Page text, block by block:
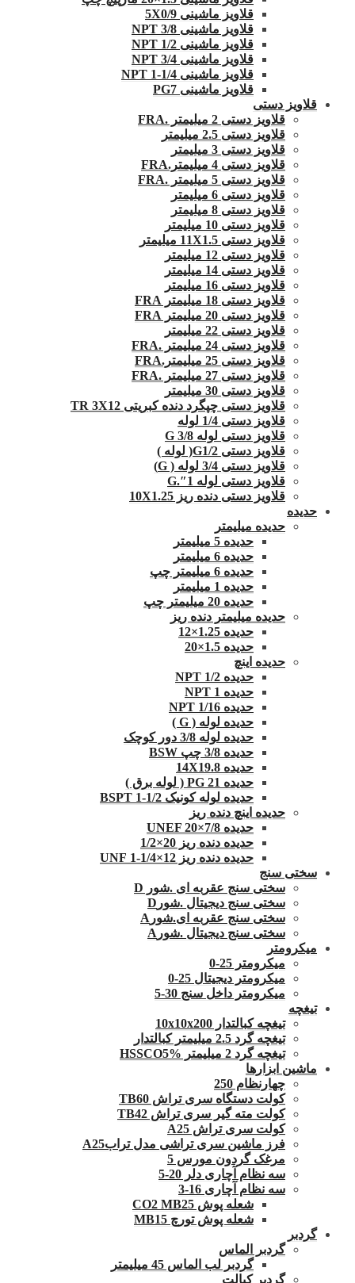
قلاویز ماشینی 5X0/9
قلاویز ماشینی 3/8 NPT
قلاویز ماشینی 1/2 NPT
قلاویز ماشینی 3/4 NPT
قلاویز ماشینی 1/4-1 NPT
قلاویز ماشینی PG7
قلاویز دستی
قلاویز دستی 2 میلیمتر .FRA
قلاویز دستی 2.5 میلیمتر
قلاویز دستی 3 میلیمتر
قلاویز دستی 4 میلیمتر.FRA
قلاویز دستی 5 میلیمتر .FRA
قلاویز دستی 6 میلیمتر
قلاویز دستی 8 میلیمتر
قلاویز دستی 10 میلیمتر
قلاویز دستی 11X1.5 میلیمتر
قلاویز دستی 12 میلیمتر
قلاویز دستی 14 میلیمتر
قلاویز دستی 16 میلیمتر
قلاویز دستی 18 میلیمتر FRA
قلاویز دستی 20 میلیمتر FRA
قلاویز دستی 22 میلیمتر
قلاویز دستی 24 میلیمتر .FRA
قلاویز دستی 25 میلیمتر.FRA
قلاویز دستی 27 میلیمتر .FRA
قلاویز دستی 30 میلیمتر
قلاویز دستی چپگرد دنده کبریتی TR 3X12
قلاویز دستی 1/4 لوله
قلاویز دستی لوله G 3/8
قلاویز دستی G1/2( لوله )
قلاویز دستی 3/4 لوله ( G)
قلاویز دستی لوله 1″.G
قلاویز دستی دنده ریز 10X1.25
حدیده
حدیده میلیمتر
حدیده 5 میلیمتر
حدیده 6 میلیمتر
حدیده 6 میلیمتر چپ
حدیده 1 میلیمتر
حدیده 20 میلیمتر چپ
حدیده میلیمتر دنده ریز
حدیده 1.25×12
حدیده 1.5×20
حدیده اینچ
حدیده 1/2 NPT
حدیده NPT 1
حدیده 1/16 NPT
حدیده لوله ( G )
حدیده لوله 3/8 دور کوچک
حدیده 3/8 چپ BSW
حدیده 14X19.8
حدیده 21 PG ( لوله برق )
حدیده لوله کونیک 1/2-1 BSPT
حدیده اینچ دنده ریز
حدیده UNEF 20×7/8
حدیده دنده ریز 20×1/2
حدیده دنده ریز 12×1/4-1 UNF
سختی سنج
سختی سنج عقربه ای .شور D
سختی سنج دیجیتال .شورD
سختی سنج عقربه ای.شورA
سختی سنج دیجیتال .شورA
میکرومتر
میکرومتر 25-0
میکرومتر دیجیتال 25-0
میکرومتر داخل سنج 30-5
تیغچه
تیغچه کبالتدار 10x10x200
تیغچه گرد 2.5 میلیمتر کبالتدار
تیغچه گرد 2 میلیمتر HSSCO5%
ماشین ابزارها
چهارنظام 250
کولت دستگاه سری تراش TB60
کولت مته گیر سری تراش TB42
کولت سری تراش A25
فرز ماشین سری تراشی مدل ترابA25
مرغک گردون مورس 5
سه نظام آچاری دلر 20-5
سه نظام آچاری 16-3
شعله پوش CO2 MB25
شعله پوش تورچ MB15
گردبر
گردبر الماس
گردبر لب الماس 45 میلیمتر
گردبر کبالت